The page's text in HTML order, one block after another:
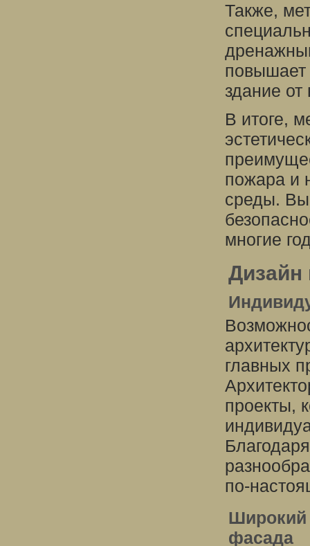
Также,
повышает
здание
В итоге,
пожара и
среды.
многие
Дизайн
главных
проекты,
по-
Широкий
фасада